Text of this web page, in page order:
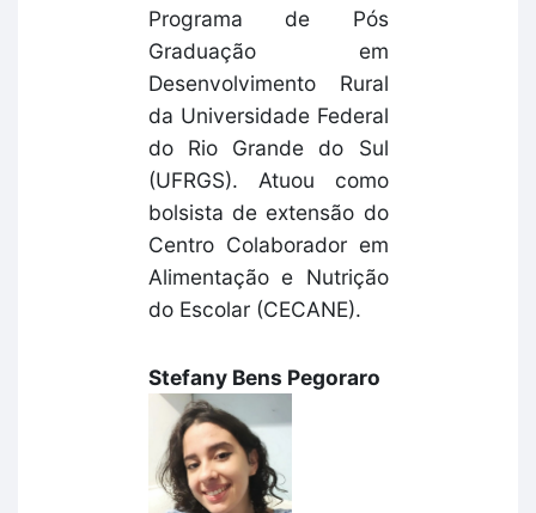
Programa de Pós
Graduação em
Desenvolvimento Rural
da Universidade Federal
do Rio Grande do Sul
(UFRGS). Atuou como
bolsista de extensão do
Centro Colaborador em
Alimentação e Nutrição
do Escolar (CECANE).
Stefany Bens Pegoraro